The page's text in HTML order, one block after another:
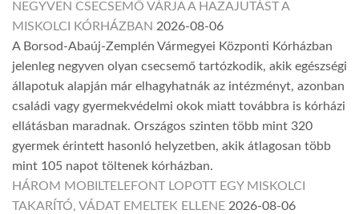
NEGYVEN CSECSEMŐ VÁRJA A HAZAJUTÁST A
MISKOLCI KÓRHÁZBAN 2026-08-06
A Borsod-Abaúj-Zemplén Vármegyei Központi Kórházban
jelenleg negyven olyan csecsemő tartózkodik, akik egészségi
állapotuk alapján már elhagyhatnák az intézményt, azonban
családi vagy gyermekvédelmi okok miatt továbbra is kórházi
ellátásban maradnak. Országos szinten több mint 320
gyermek érintett hasonló helyzetben, akik átlagosan több
mint 105 napot töltenek kórházban.
HÁROM MOBILTELEFONT LOPOTT EGY MISKOLCI
TAKARÍTÓ, VÁDAT EMELTEK ELLENE 2026-08-06